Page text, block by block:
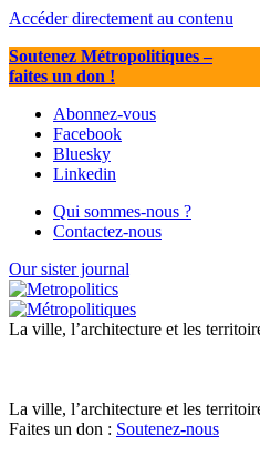
Accéder directement au contenu
Soutenez Métropolitiques–
faites un don !
Abonnez-vous
Facebook
Bluesky
Linkedin
Qui sommes-nous ?
Contactez-nous
Our sister journal
La ville, l’architecture et les
La ville, l’architecture et les
Faites un don : Soutenez-nous